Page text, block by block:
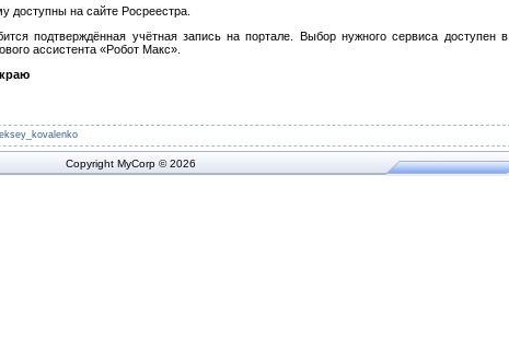
доступны на сайте Росреестра.
подтверждённая учётная запись на портале. Выбор нужного сервиса доступен в
ассистента «Робот Макс».
Copyright MyCorp © 2026